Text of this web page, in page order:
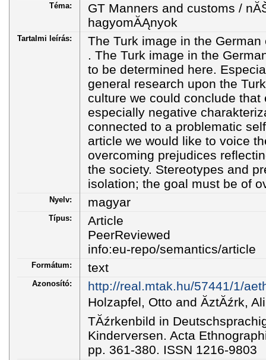
Téma:
GT Manners and customs /
hagyomĂĄnyok
Tartalmi leírás:
The Turk image in the German
. The Turk image in the
to be determined here.
general research upon the
culture we could conclude
especially negative
connected to a problematic
article we would like to voice
overcoming prejudices
the society. Stereotypes and
isolation; the goal must be of
Nyelv: magyar
Típus:
Article
PeerReviewed
info:eu-repo/semantics/article
Formátum: text
Azonosító:
http://real.mtak.hu/57441/1/
Holzapfel, Otto and ĂztĂźrk,
TĂźrkenbild in
Kinderversen. Acta
pp. 361-380. ISSN 1216-9803